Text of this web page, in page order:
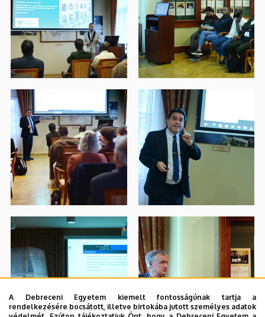
A Debreceni Egyetem kiemelt fontosságúnak tartja a
rendelkezésére bocsátott, illetve birtokába jutott személyes adatok